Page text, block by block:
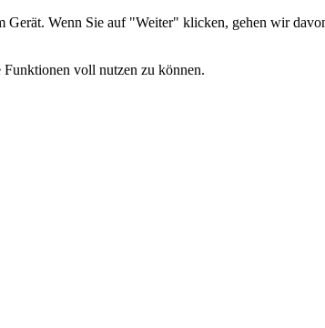
Wenn Sie auf "Weiter" klicken, gehen wir
Funktionen voll nutzen zu können.